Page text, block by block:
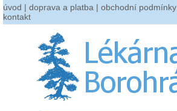
úvod | doprava a platba | obchodní podmínky
kontakt